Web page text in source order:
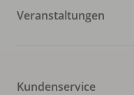
Veranstaltungen
Kundenservice